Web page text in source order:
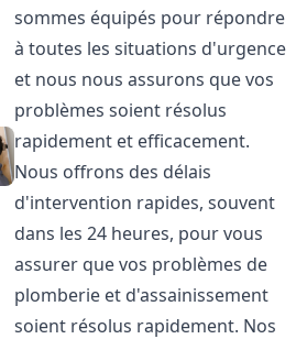
sommes équipés pour répondre
à toutes les situations d'urgence
et nous nous assurons que vos
problèmes soient résolus
rapidement et efficacement.
Nous offrons des délais
d'intervention rapides, souvent
dans les 24 heures, pour vous
assurer que vos problèmes de
plomberie et d'assainissement
soient résolus rapidement. Nos